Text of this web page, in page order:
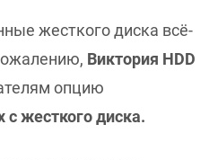
жесткого диска всё-
Виктория HDD
опцию
с жесткого диска.